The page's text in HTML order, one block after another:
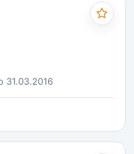
31.03.2016